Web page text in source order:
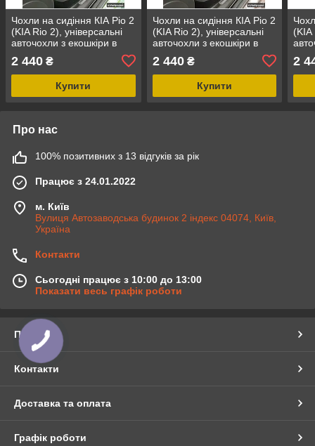
Чохли на сидіння КІА Ріо 2
(KIA Rio 2), універсальні
авточохли з екошкіри в
2 440 ₴
Купити
Чохли на сидіння КІА Ріо 2
(KIA Rio 2), універсальні
авточохли з екошкіри в
Україні Чорно-коричневий
2 440₴
Купити
(KIA
2
Про нас
100% позитивних з 13 відгуків за рік
Працює з 24.01.2022
м. Київ
Вулиця Автозаводська будинок 2 індекс 04074, Київ,
Україна
Контакти
Сьогодні працює з 10:00 до 13:00
Показати весь графік роботи
Про нас
Контакти
Доставка та оплата
Графік роботи